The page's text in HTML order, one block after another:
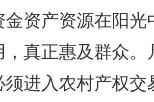
金资产资源在阳
，真正惠及群众
须进入农村产权